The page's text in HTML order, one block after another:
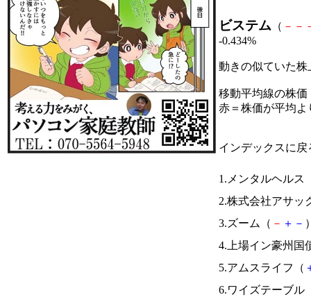
ビステム （ － －
-0.434%
動きの似ていた
移動平均線の株価
赤＝株価が平均
インデックスに戻
1.メンタルヘルス
2.株式会社アサッ
3.ズーム（ － ＋ －
4.上場イン豪州国
5.アムスライフ（
6.ワイズテーブル